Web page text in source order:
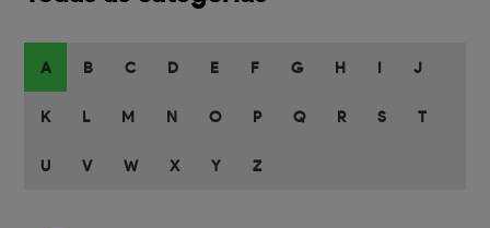
A B C D E F G H J
K L M N O P Q R S T
U V W X Y Z